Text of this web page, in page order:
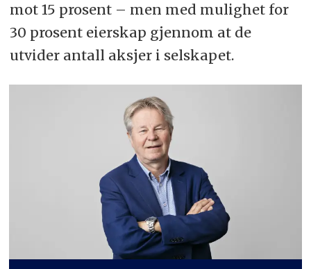
mot 15 prosent – men med mulighet for
30 prosent eierskap gjennom at de
utvider antall aksjer i selskapet.